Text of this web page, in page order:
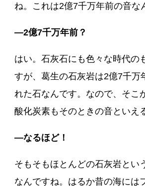
ね。これは2億7千万年前の音な
―2億7千万年前？
はい。石灰石にも色々な時代の
すが、葛生の石灰岩は2億7千万
れた石なんです。なので、そこ
酸化炭素もそのときの音といえ
―なるほど！
そもそもほとんどの石灰岩とい
なんですね。はるか昔の海には